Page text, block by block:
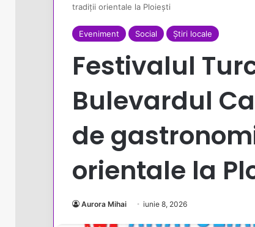
tradiții orientale la Ploiești
Eveniment Social Știri locale
Festivalul
Bulevardul
de
orientale la
Aurora Mihai iunie 8, 2026